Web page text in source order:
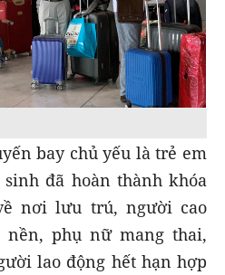
bay chủ yếu là trẻ em
đã hoàn thành khóa
nơi lưu trú, người cao
phụ nữ mang thai,
lao động hết hạn hợp